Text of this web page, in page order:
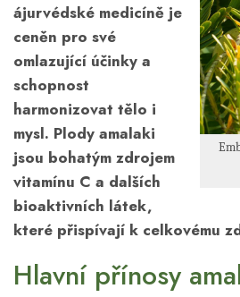
ájurvédské medicíně je
ceněn pro své
omlazující účinky a
schopnost
harmonizovat tělo i
mysl. Plody amalaki
jsou bohatým zdrojem
vitamínu C a dalších
bioaktivních látek,
které přispívají k celkovému
Hlavní přínosy